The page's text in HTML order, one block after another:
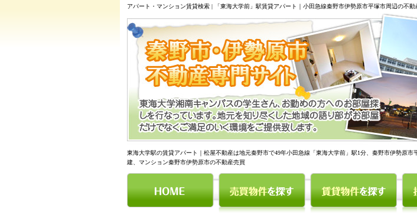
アパート・マンション賃貸検索 | 「東海大学前」駅賃貸アパート｜小田急線秦野市伊勢原市平塚市周辺の不動
東海大学駅の賃貸アパート｜松屋不動産は地元秦野市で49年小田急線「東海大学前」駅1分、秦野市伊勢原
建、マンション秦野市伊勢原市の不動産売買